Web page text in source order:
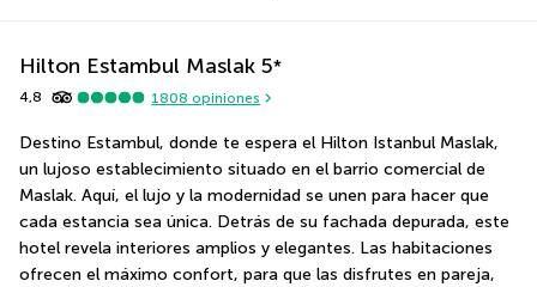
Hilton Estambul Maslak 5*
4,8 1808 opiniones
Destino Estambul, donde te espera el Hilton Istanbul Maslak,
un lujoso establecimiento situado en el barrio comercial de
Maslak. Aquí, el lujo y la modernidad se unen para hacer que
cada estancia sea única. Detrás de su fachada depurada, este
hotel revela interiores amplios y elegantes. Las habitaciones
ofrecen el máximo confort, para que las disfrutes en pareja,